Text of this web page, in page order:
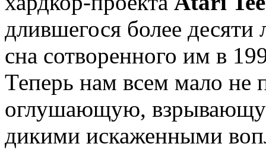
длившегося более
сна сотворенного им в
Теперь нам всем мало не
оглушающую,
дикими искаженными